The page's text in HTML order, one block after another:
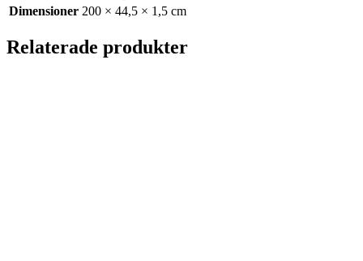
Dimensioner 200 × 44,5 × 1,5 cm
Relaterade produkter